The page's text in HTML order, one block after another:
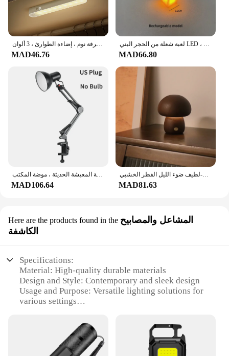
MAD46.76 MAD66.80
MAD106.64
لطيف ضوء الليل الفطر الخشبي-VIP
MAD81.63
Here are the products found in the المشاعل والمصابيح
الكاشفة
Specifications:
Material: High-quality durable materials
Design and Style: Contemporary and sleek design
Usage and Purpose: Versatile lighting solutions for
various settings
Shape or Size or Weight or Quantity: Optimized for
space and portability
Parts and Accessories: Comes with necessary